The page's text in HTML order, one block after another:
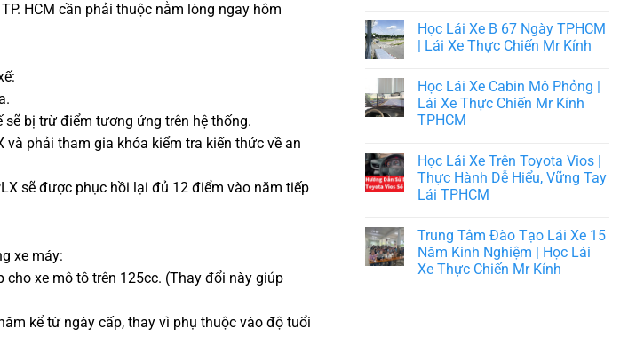
HCM cần phải thuộc nằm lòng ngay hôm
bị trừ điểm tương ứng trên hệ thống.
và phải tham gia khóa kiểm tra kiến thức về an
sẽ được phục hồi lại đủ 12 điểm vào năm tiếp
xe máy:
cho xe mô tô trên 125cc. (Thay đổi này giúp
kể từ ngày cấp, thay vì phụ thuộc vào độ tuổi
Học Lái Xe B 67 Ngày TPHCM
| Lái Xe Thực Chiến Mr Kính
Học Lái Xe Cabin Mô Phỏng |
Lái Xe Thực Chiến Mr Kính
TPHCM
Học Lái Xe Trên Toyota Vios |
Thực Hành Dễ Hiểu, Vững Tay
Lái TPHCM
Trung Tâm Đào Tạo Lái Xe 15
Năm Kinh Nghiệm | Học Lái
Xe Thực Chiến Mr Kính